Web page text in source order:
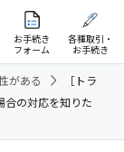
お手続き
フォーム
各種取引・
お手続き
がある
［トラ
合の対応を知りた